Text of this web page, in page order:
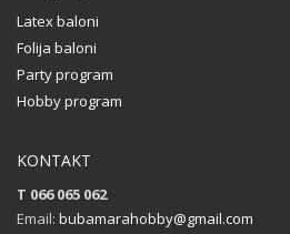
Latex baloni
Folija baloni
Party program
Hobby program
KONTAKT
T 066 065 062
Email: bubamarahobby@gmail.com